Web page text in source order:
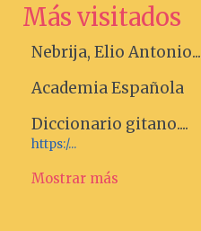
Más visitados
Nebrija, Elio Antonio...
Academia Española
Diccionario gitano....
https:/...
Mostrar más